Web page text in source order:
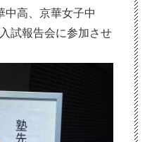
中高、京華女子中
試報告会に参加させ